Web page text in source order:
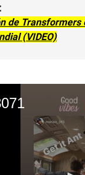
de
(VIDEO)